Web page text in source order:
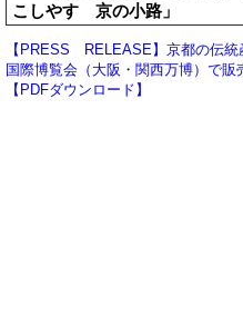
こしやす 京の小路」
【PRESS RELEASE】京都の伝
国際博覧会（大阪・関西万博）で
【PDFダウンロード】